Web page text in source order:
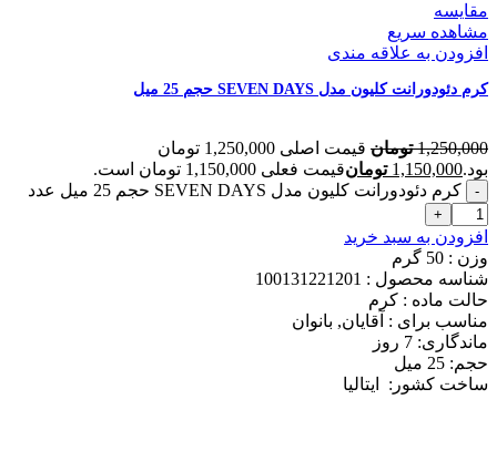
مقایسه
مشاهده سریع
افزودن به علاقه مندی
کرم دئودورانت کلیون مدل SEVEN DAYS حجم 25 میل
1,250,000 تومان
قیمت اصلی 1,250,000 تومان
بود.1,150,000 تومانقیمت فعلی 1,150,000 تومان است.
کرم دئودورانت کلیون مدل SEVEN DAYS حجم 25 میل عدد
افزودن به سبد خرید
وزن : 50
گرم
شناسه محصول : 100131221201
حالت ماده : کرم
مناسب برای : آقایان, بانوان
ماندگاری: 7
روز
حجم: 25
میل
ساخت کشور:
ایتالیا